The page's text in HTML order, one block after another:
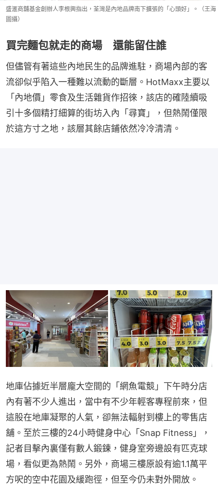
盛滙商舖基金創辦人李根興指出，荃灣是內地品牌南下擴張的「心頭好」。（王海
圖攝）
買完麵包就走的商場 還能留住誰
但儘管有著這些內地民生的品牌進駐，商場內部的客
流卻似乎陷入一種難以流動的斷層。HotMaxx主要以
「內地價」零食及生活雜貨作招徠，該店的確陸續吸
引十多個精打細算的街坊入內「尋寶」，但熱鬧僅限
於這方寸之地，該層其餘店鋪依然冷冷清清。
地庫佔據近半層龐大空間的「網魚電競」下午時分店
內有著不少人進出，當中有不少年輕客專程前來，但
這股在地庫凝聚的人氣，卻無法輻射到樓上的零售店
舖。至於三樓的24小時健身中心「Snap Fitness」，
記者目擊內裏僅有數人鍛鍊，健身室旁邊設有匹克球
場，看似更為熱鬧。另外，商場三樓原設有逾1.1萬平
方呎的空中花園及緩跑徑，但至今仍未對外開放。